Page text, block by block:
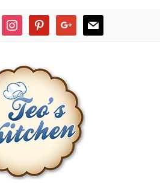
instagrampinterestgoogle mail